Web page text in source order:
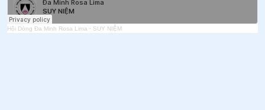
57.Ngày 01/6 - Thánh Justinô
Hội Dòng Đa Minh Rosa Lima · SUY NIỆM